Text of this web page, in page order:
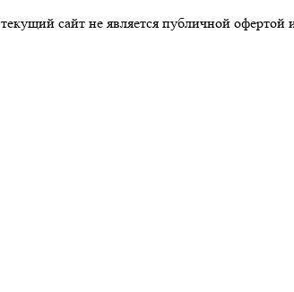
сайт не является публичной